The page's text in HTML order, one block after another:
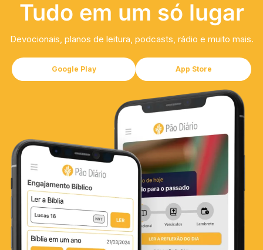
Tudo em um só lugar
Devocionais, planos de leitura, podcasts, rádio e muito mais.
Google Play App Store